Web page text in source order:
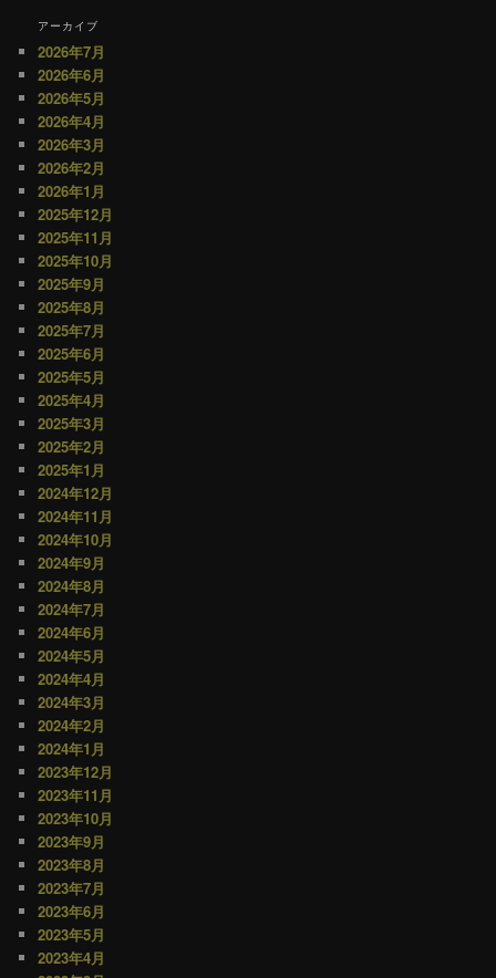
ー
シ
ョ
ン
アーカイブ
2026年7月
2026年6月
2026年5月
2026年4月
2026年3月
2026年2月
2026年1月
2025年12月
2025年11月
2025年10月
2025年9月
2025年8月
2025年7月
2025年6月
2025年5月
2025年4月
2025年3月
2025年2月
2025年1月
2024年12月
2024年11月
2024年10月
2024年9月
2024年8月
2024年7月
2024年6月
2024年5月
2024年4月
2024年3月
2024年2月
2024年1月
2023年12月
2023年11月
2023年10月
2023年9月
2023年8月
2023年7月
2023年6月
2023年5月
2023年4月